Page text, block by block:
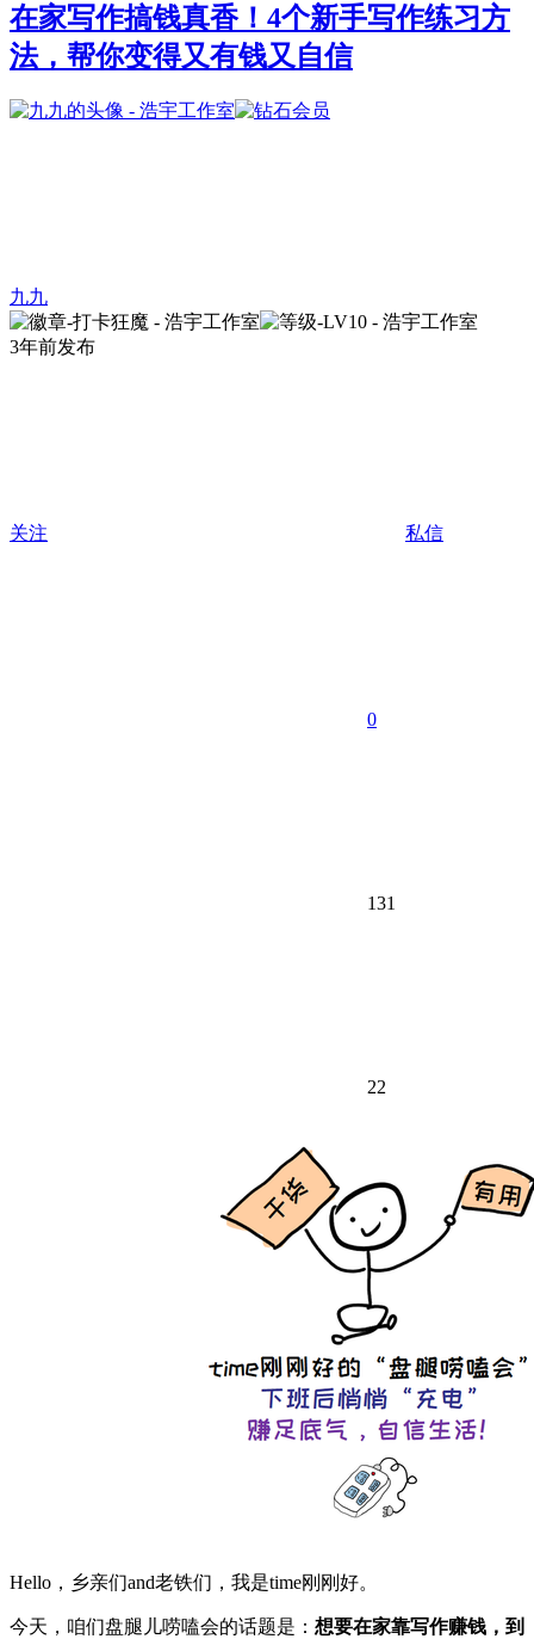
在家写作搞钱真香！4个新手写作练习方
法，帮你变得又有钱又自信
九九
3年前发布
关注 私信
0
131
22
Hello，乡亲们and老铁们，我是time刚刚好。
今天，咱们盘腿儿唠嗑会的话题是： 想要在家靠写作赚钱，到